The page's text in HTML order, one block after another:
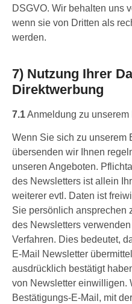
DSGVO. Wir behalten uns
wenn sie von Dritten als
werden.
7) Nutzung Ihrer
Direktwerbung
7.1Anmeldung zu
Wenn Sie sich zu unserem
übersenden wir Ihnen
unseren Angeboten.
des Newsletters ist allein
weiterer evtl. Daten ist
Sie persönlich ansprechen
des Newsletters
Verfahren. Dies bedeutet,
E-Mail Newsletter
ausdrücklich bestätigt
von Newsletter einwilligen.
Bestätigungs-E-Mail, mit